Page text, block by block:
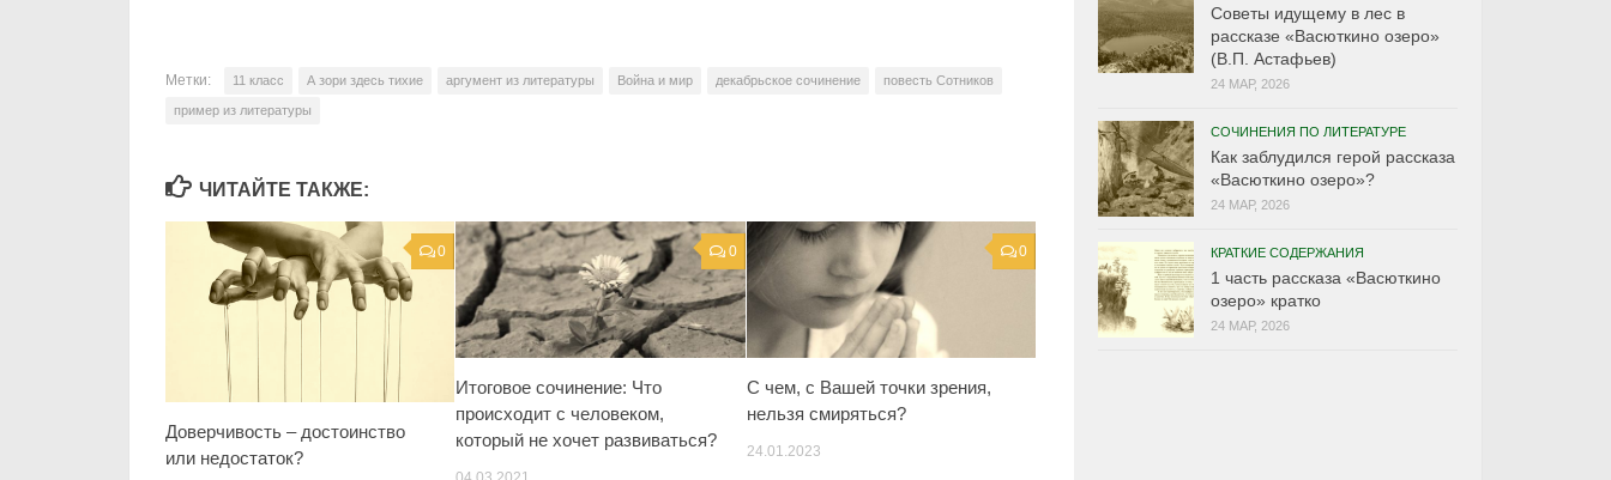
Метки: 11 класс А зори здесь тихие аргумент из литературы Война и мир декабрьское сочинение повесть Сотников
пример из литературы
ЧИТАЙТЕ ТАКЖЕ:
0
Доверчивость – достоинство
или недостаток?
0
Итоговое сочинение: Что
происходит с человеком,
который не хочет развиваться?
0
С чем, с Вашей точки зрения,
нельзя смиряться?
24.01.2023
Советы идущему в лес в
рассказе «Васюткино озеро»
(В.П. Астафьев)
24 МАР, 2026
СОЧИНЕНИЯ ПО ЛИТЕРАТУРЕ
Как заблудился герой рассказа
«Васюткино озеро»?
24 МАР, 2026
КРАТКИЕ СОДЕРЖАНИЯ
1 часть рассказа «Васюткино
озеро» кратко
24 МАР, 2026